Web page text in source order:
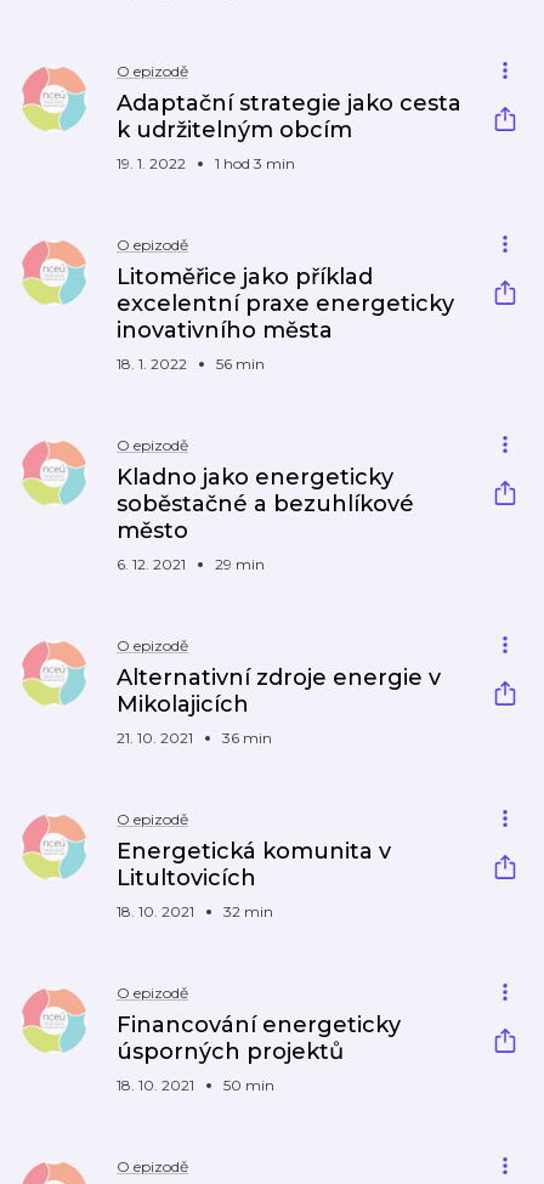
O epizodě
Adaptační strategie jako cesta
k udržitelným obcím
19. 1. 2022 1 hod 3 min
O epizodě
Litoměřice jako příklad
excelentní praxe energeticky
inovativního města
18. 1. 2022 56 min
O epizodě
Kladno jako energeticky
soběstačné a bezuhlíkové
město
6. 12. 2021 29 min
O epizodě
Alternativní zdroje energie v
Mikolajicích
21. 10. 2021 36 min
O epizodě
Energetická komunita v
Litultovicích
18. 10. 2021 32 min
O epizodě
Financování energeticky
úsporných projektů
18. 10. 2021 50 min
O epizodě